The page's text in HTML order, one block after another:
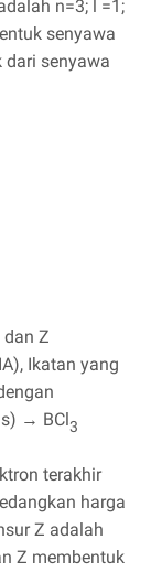
n=3; l =1;
senyawa
dari senyawa
Z
Ikatan yang
→ BCl3
terakhir
harga
Z adalah
Z membentuk